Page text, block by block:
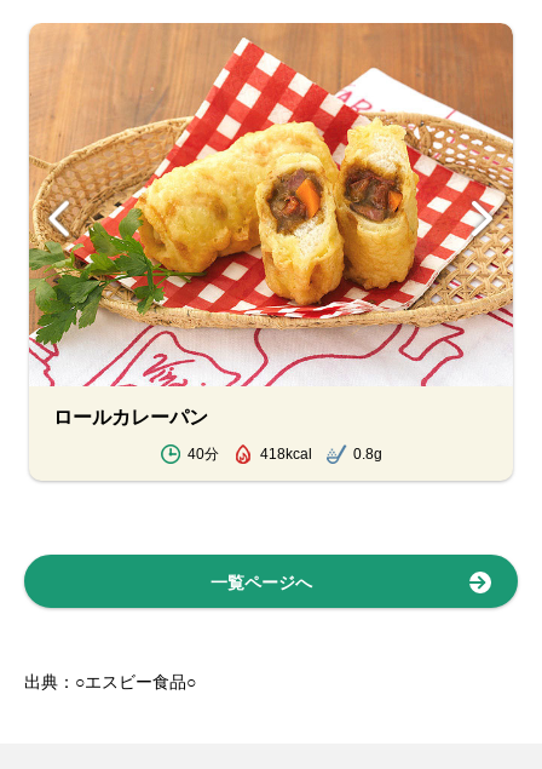
ロールカレーパン
40分 418kcal 0.8g
一覧ページへ
出典：○エスビー食品○